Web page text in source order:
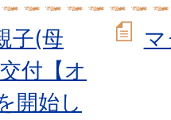
子(母
付【オ
開始し